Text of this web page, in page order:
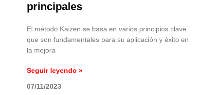
principales
El método Kaizen se basa en varios principios clave
que son fundamentales para su aplicación y éxito en
la mejora
Seguir leyendo »
07/11/2023